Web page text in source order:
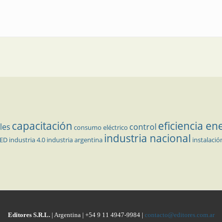
capacitación consumo eléctrico control eficiencia
industria 4.0 industria argentina industria nacional
Editores S.R.L.| Argentina | +54 9 11 4947-9984 | contacto@editores.com.ar